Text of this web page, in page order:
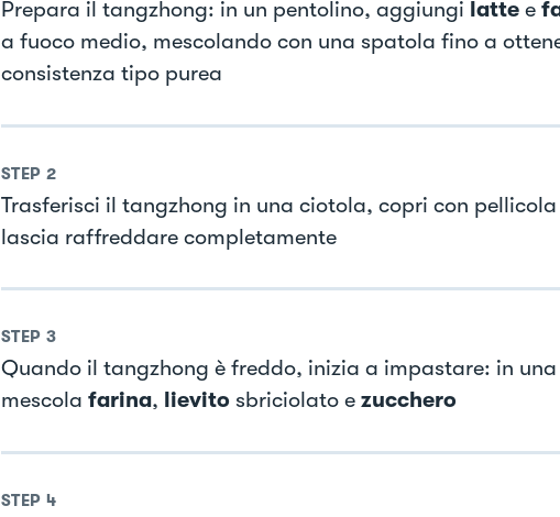
Prepara il tangzhong: in un pentolino, aggiungi lattee
a fuoco medio, mescolando con una spatola fino a
consistenza tipo purea
STEP 2
Trasferisci il tangzhong in una ciotola, copri con
lascia raffreddare completamente
STEP 3
Quando il tangzhong è freddo, inizia a impastare: in
mescola farina, lievito sbriciolato e zucchero
STEP 4